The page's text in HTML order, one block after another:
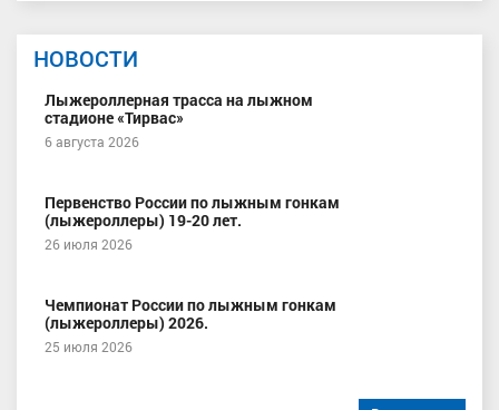
НОВОСТИ
Лыжероллерная трасса на лыжном
стадионе «Тирвас»
6 августа 2026
Первенство России по лыжным гонкам
(лыжероллеры) 19-20 лет.
26 июля 2026
Чемпионат России по лыжным гонкам
(лыжероллеры) 2026.
25 июля 2026